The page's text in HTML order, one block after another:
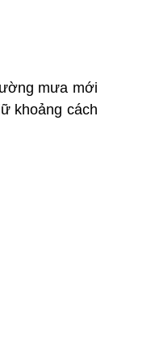
mưa mới
khoảng cách